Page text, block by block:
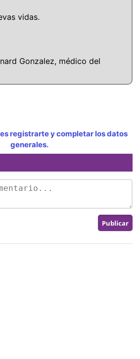
vidas.
Gonzalez, médico del
registrarte y completar los datos
generales.